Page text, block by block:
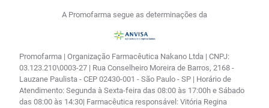
A Promofarma segue as determinações da
Promofarma | Organização Farmacêutica Nakano Ltda | CNPJ:
03.123.210\0003-27 | Rua Conselheiro Moreira de Barros, 2168 -
Lauzane Paulista - CEP 02430-001 - São Paulo - SP | Horário de
Atendimento: Segunda à Sexta-feira das 08:00 às 17:00h e Sábado
das 08:00 às 14:30| Farmacêutica responsável: Vitória Regina